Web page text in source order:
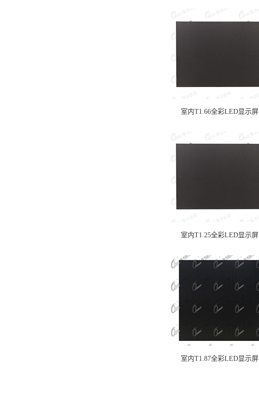
室内T1.66全彩LED显示屏
室内T1.25全彩LED显示屏
室内T1.87全彩LED显示屏